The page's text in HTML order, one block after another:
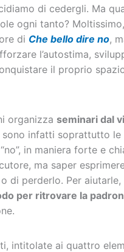
di cedergli. Ma
ogni tanto?
di Che bello dire no,
l’autostima,
il proprio
organizza seminari dal
infatti soprattutto le
in maniera forte e
ma saper
di perderlo. Per
per ritrovare la
intitolate ai quattro